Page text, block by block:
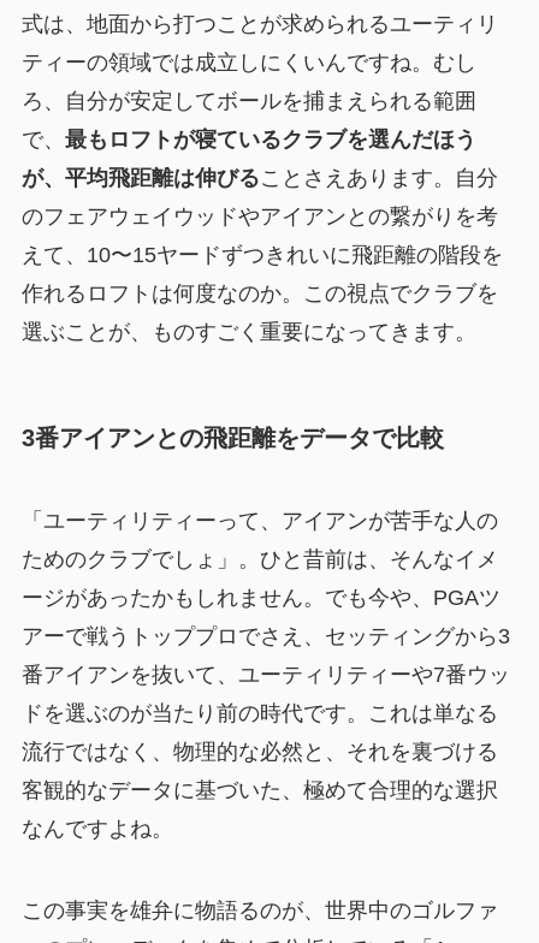
式は、地面から打つことが求められるユーティリ
ティーの領域では成立しにくいんですね。むし
ろ、自分が安定してボールを捕まえられる範囲
で、 最もロフトが寝ているクラブを選んだほう
が、平均飛距離は伸びることさえあります。自分
のフェアウェイウッドやアイアンとの繋がりを考
えて、10〜15ヤードずつきれいに飛距離の階段を
作れるロフトは何度なのか。この視点でクラブを
選ぶことが、ものすごく重要になってきます。
3番アイアンとの飛距離をデータで比較
「ユーティリティーって、アイアンが苦手な人の
ためのクラブでしょ」。ひと昔前は、そんなイメ
ージがあったかもしれません。でも今や、PGAツ
アーで戦うトッププロでさえ、セッティングから3
番アイアンを抜いて、ユーティリティーや7番ウッ
ドを選ぶのが当たり前の時代です。これは単なる
流行ではなく、物理的な必然と、それを裏づける
客観的なデータに基づいた、極めて合理的な選択
なんですよね。
この事実を雄弁に物語るのが、世界中のゴルファ